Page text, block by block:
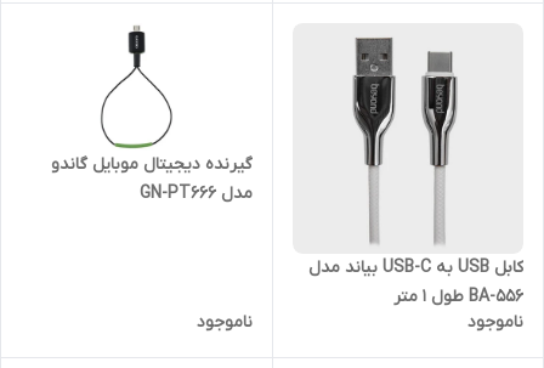
کابل USB به USB-C بیاند مدل
BA-556 طول 1 متر
ناموجود
گیرنده دیجیتال موبایل گاندو
مدل GN-PT666
ناموجود